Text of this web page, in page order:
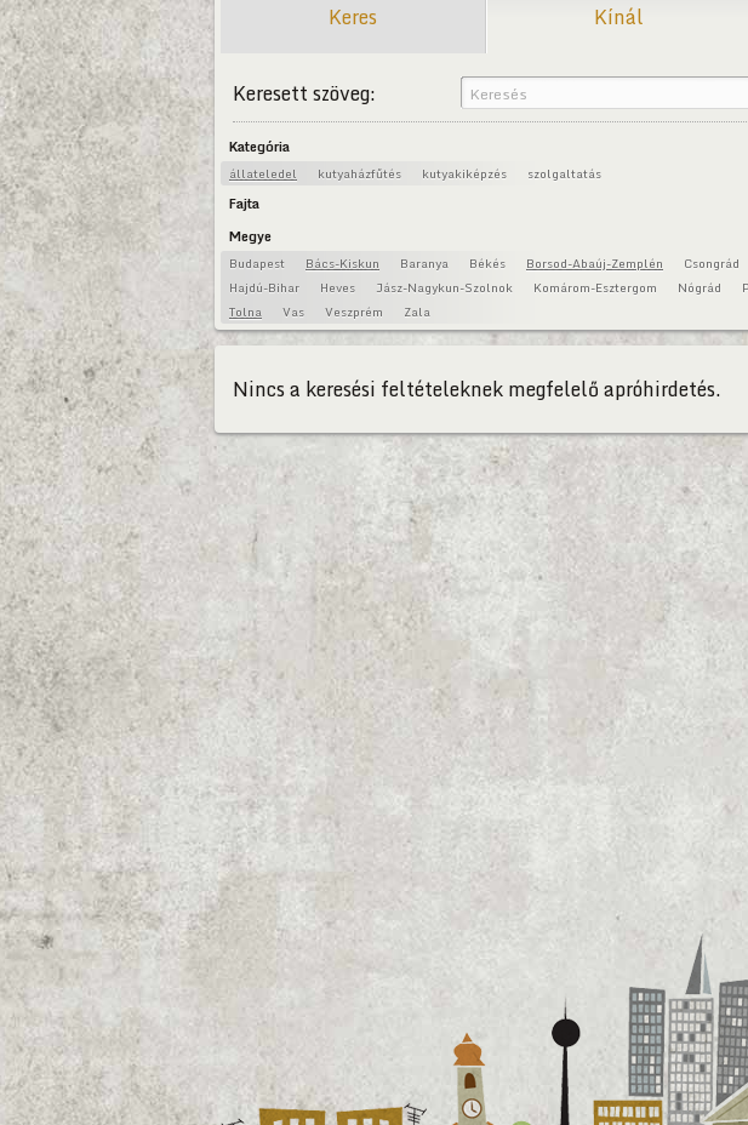
Keres Kínál
Keresett szöveg:
Kategória
állateledel kutyaházfűtés kutyakiképzés szolgaltatás
Fajta
Megye
Budapest Bács-Kiskun Baranya Békés Borsod-Abaúj-Zemplén Csongrád
Hajdú-Bihar
Heves Jász-Nagykun-Szolnok Komárom-Esztergom Nógrád
Tolna
Vas Veszprém Zala
Nincs a keresési feltételeknek megfelelő apróhirdetés.